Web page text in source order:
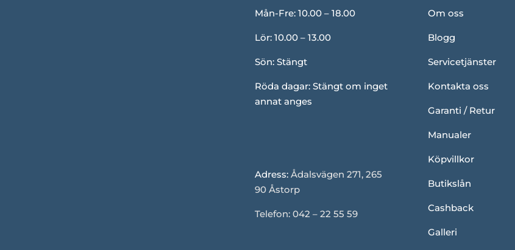
Mån-Fre: 10.00 – 18.00
Lör: 10.00 – 13.00
Sön: Stängt
Röda dagar: Stängt om inget
annat anges
Adress: Ådalsvägen 271, 265
90 Åstorp
Telefon: 042 – 22 55 59
Om oss
Blogg
Servicetjänster
Kontakta oss
Garanti / Retur
Manualer
Köpvillkor
Butikslån
Cashback
Galleri